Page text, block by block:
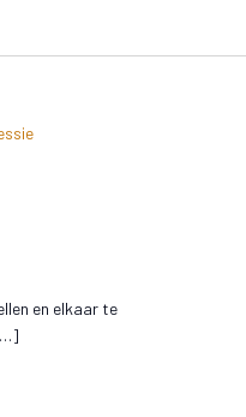
en elkaar te